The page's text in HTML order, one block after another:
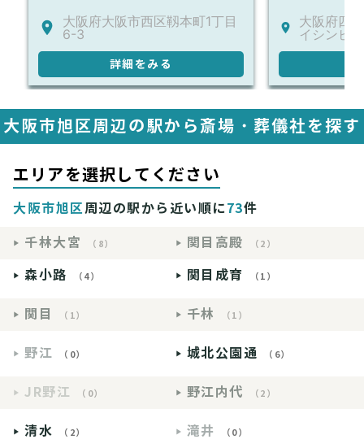
大阪府大阪市西区靱本町1丁目
6-3
詳細をみる
大阪府四
イシンビ
大阪市旭区周辺の駅から斎場・葬儀社を探す
エリアを選択してください
大阪市旭区周辺の駅から近い順に73件
千林大宮
（8） 関目高殿 （2）
森小路 （4） 関目成育 （1）
関目 （1） 千林 （1）
野江 （0） 城北公園通 （6）
JR野江 （0） 野江内代 （2）
清水 （2） 滝井 （0）